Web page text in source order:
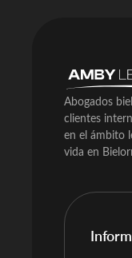
Abogados
clientes
en el ámbito
vida en